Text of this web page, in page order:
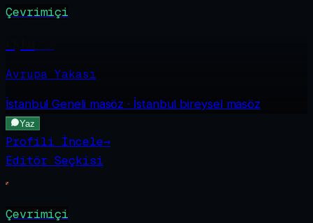
Çevrimiçi
Avrupa Yakası
İstanbul Genelimasöz · İstanbul bireysel masöz
Yaz
Profili İncele→
Editör Seçkisi
Çevrimiçi